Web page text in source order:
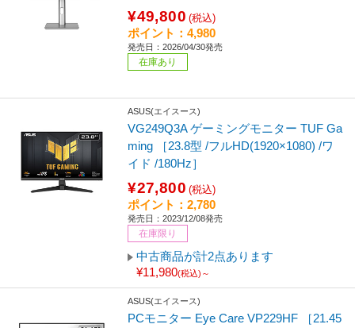
¥49,800 (税込)
ポイント：4,980
発売日：2026/04/30発売
在庫あり
ASUS(エイスース)
VG249Q3A ゲーミングモニター TUF Ga
ming ［23.8型 /フルHD(1920×1080) /ワ
イド /180Hz］
¥27,800 (税込)
ポイント：2,780
発売日：2023/12/08発売
在庫限り
中古商品が計2点あります
¥11,980(税込)～
ASUS(エイスース)
PCモニター Eye Care VP229HF ［21.45